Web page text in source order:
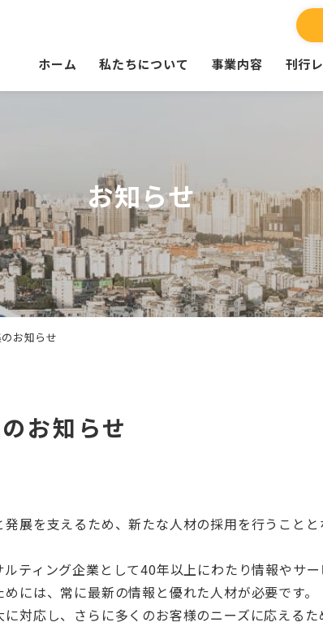
ホーム 私たちについて 事業内容 刊行
お知らせ
お知らせ
お知らせ
展を支えるため、新たな人材の採用を行うことと
ティング企業として40年以上にわたり情報やサー
には、常に最新の情報と優れた人材が必要です。
対応し、さらに多くのお客様のニーズに応えるた